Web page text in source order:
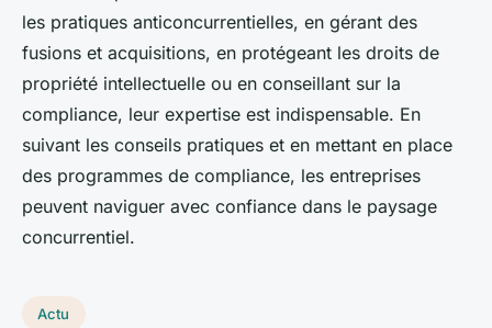
les pratiques anticoncurrentielles, en gérant des
fusions et acquisitions, en protégeant les droits de
propriété intellectuelle ou en conseillant sur la
compliance, leur expertise est indispensable. En
suivant les conseils pratiques et en mettant en place
des programmes de compliance, les entreprises
peuvent naviguer avec confiance dans le paysage
concurrentiel.
Actu